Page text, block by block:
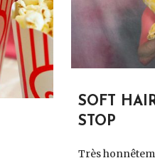
SOFT
STOP
Très